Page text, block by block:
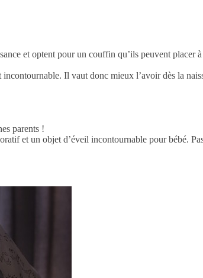
et optent pour un couffin qu’ils peuvent
incontournable. Il vaut donc mieux l’avoir dès la
parents !
et un objet d’éveil incontournable pour bébé.